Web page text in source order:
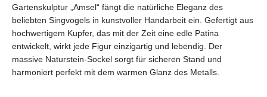
Gartenskulptur „Amsel“ fängt die natürliche Eleganz des
beliebten Singvogels in kunstvoller Handarbeit ein. Gefertigt aus
hochwertigem Kupfer, das mit der Zeit eine edle Patina
entwickelt, wirkt jede Figur einzigartig und lebendig. Der
massive Naturstein-Sockel sorgt für sicheren Stand und
harmoniert perfekt mit dem warmen Glanz des Metalls.